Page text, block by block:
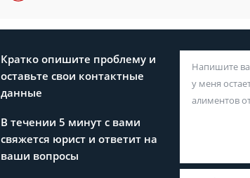
Кратко опишите проблему и
оставьте свои контактные
данные
В течении 5 минут с вами
свяжется юрист и ответит на
ваши вопросы